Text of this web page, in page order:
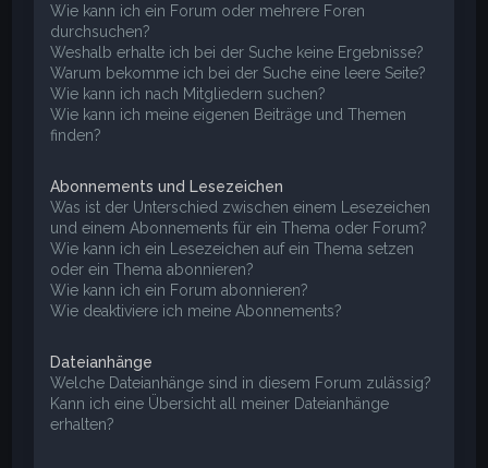
Wie kann ich ein Forum oder mehrere Foren
durchsuchen?
Weshalb erhalte ich bei der Suche keine Ergebnisse?
Warum bekomme ich bei der Suche eine leere Seite?
Wie kann ich nach Mitgliedern suchen?
Wie kann ich meine eigenen Beiträge und Themen
finden?
Abonnements und Lesezeichen
Was ist der Unterschied zwischen einem Lesezeichen
und einem Abonnements für ein Thema oder Forum?
Wie kann ich ein Lesezeichen auf ein Thema setzen
oder ein Thema abonnieren?
Wie kann ich ein Forum abonnieren?
Wie deaktiviere ich meine Abonnements?
Dateianhänge
Welche Dateianhänge sind in diesem Forum zulässig?
Kann ich eine Übersicht all meiner Dateianhänge
erhalten?